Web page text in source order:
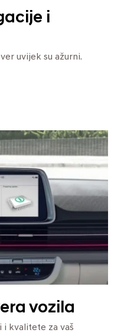
i
uvijek su ažurni.
vozila
i kvalitete za vaš